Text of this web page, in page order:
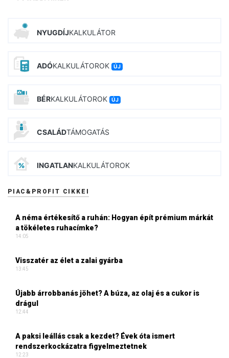
NYUGDÍJKALKULÁTOR
ADÓKALKULÁTOROK ÚJ
BÉRKALKULÁTOROK ÚJ
CSALÁDTÁMOGATÁS
INGATLANKALKULÁTOROK
PIAC&PROFIT CIKKEI
A néma értékesítő a ruhán: Hogyan épít prémium márkát
a tökéletes ruhacímke?
14:05
Visszatér az élet a zalai gyárba
13:45
Újabb árrobbanás jöhet? A búza, az olaj és a cukor is
drágul
12:44
A paksi leállás csak a kezdet? Évek óta ismert
rendszerkockázatra figyelmeztetnek
12:23